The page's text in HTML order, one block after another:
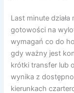
Last minute
gotowości na
wymagań co do
gdy ważny jest
krótki transfer lub
wynika z
kierunkach